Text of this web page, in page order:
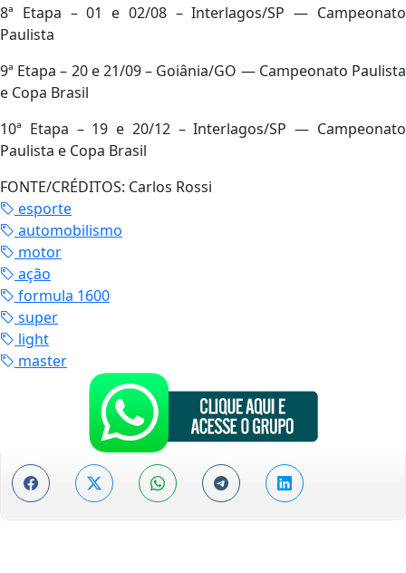
8ª Etapa – 01 e 02/08 – Interlagos/SP — Campeonato
Paulista
9ª Etapa – 20 e 21/09 – Goiânia/GO — Campeonato Paulista
e Copa Brasil
10ª Etapa – 19 e 20/12 – Interlagos/SP — Campeonato
Paulista e Copa Brasil
FONTE/CRÉDITOS: Carlos Rossi
esporte
automobilismo
motor
ação
formula 1600
super
light
master